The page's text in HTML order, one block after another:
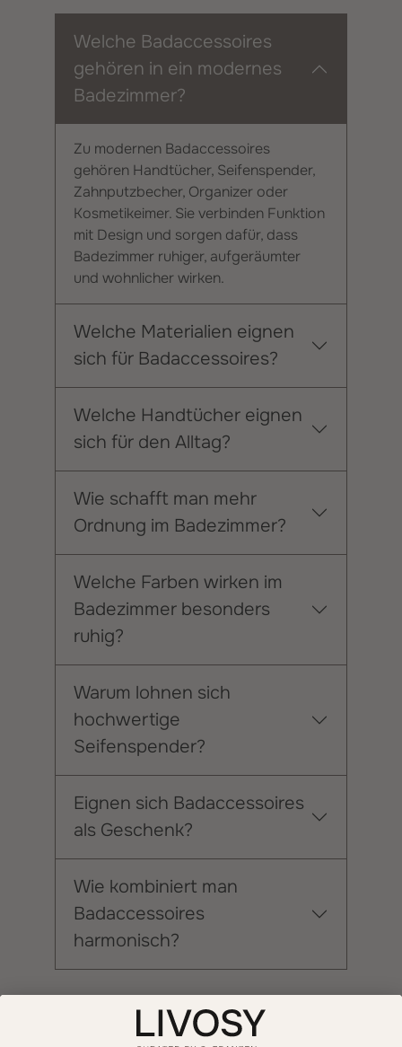
Welche Badaccessoires
gehören in ein modernes
Badezimmer?
Zu modernen Badaccessoires
gehören Handtücher, Seifenspender,
Zahnputzbecher, Organizer oder
Kosmetikeimer. Sie verbinden Funktion
mit Design und sorgen dafür, dass
Badezimmer ruhiger, aufgeräumter
und wohnlicher wirken.
Welche Materialien eignen
sich für Badaccessoires?
Welche Handtücher eignen
sich für den Alltag?
Wie schafft man mehr
Ordnung im Badezimmer?
Welche Farben wirken im
Badezimmer besonders
ruhig?
Warum lohnen sich
hochwertige
Seifenspender?
Eignen sich Badaccessoires
als Geschenk?
Wie kombiniert man
Badaccessoires
harmonisch?